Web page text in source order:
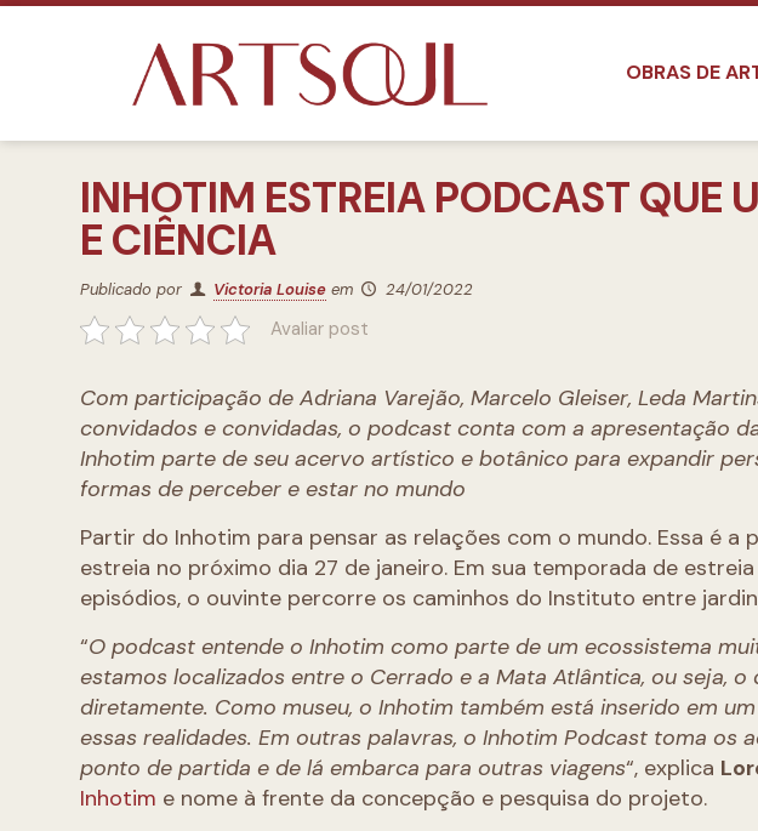
OBRAS DE
INHOTIM ESTREIA PODCAST QUE
E CIÊNCIA
Publicado por Victoria Louise em 24/01/2022
Avaliar post
Com participação de Adriana Varejão, Marcelo Gleiser, Leda
convidados e convidadas, o podcast conta com a apresentação
Inhotim parte de seu acervo artístico e botânico para expandir
formas de perceber e estar no mundo
Partir do Inhotim para pensar as relações com o mundo. Essa é a
estreia no próximo dia 27 de janeiro. Em sua temporada de estreia
episódios, o ouvinte percorre os caminhos do Instituto entre
“O podcast entende o Inhotim como parte de um ecossistema
estamos localizados entre o Cerrado e a Mata Atlântica, ou seja,
diretamente. Como museu, o Inhotim também está inserido em
essas realidades. Em outras palavras, o Inhotim Podcast toma
ponto de partida e de lá embarca para outras viagens“, explica
Inhotim e nome à frente da concepção e pesquisa do projeto.